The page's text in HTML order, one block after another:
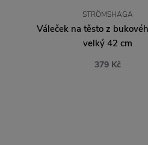
STRÖMSHAGA
Váleček na těsto z
velký 42 cm
379 Kč